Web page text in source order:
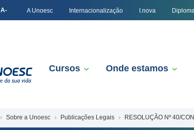
A- A Unoesc Internacionalização I.nova
Cursos Onde estamos
Sobre a Unoesc Publicações Legais RESOLUÇÃO Nº 40/